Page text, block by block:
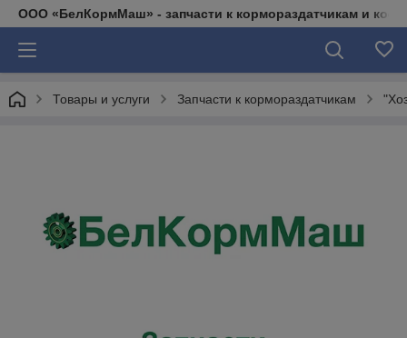
ООО «БелКормМаш» - запчасти к кормораздатчикам и
Товары и услуги Запчасти к кормораздатчикам